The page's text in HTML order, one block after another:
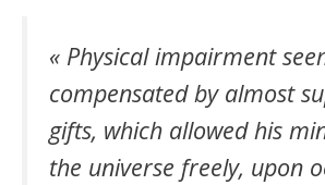
« Physical impairment
compensated by almost
gifts, which allowed his
the universe freely, upon